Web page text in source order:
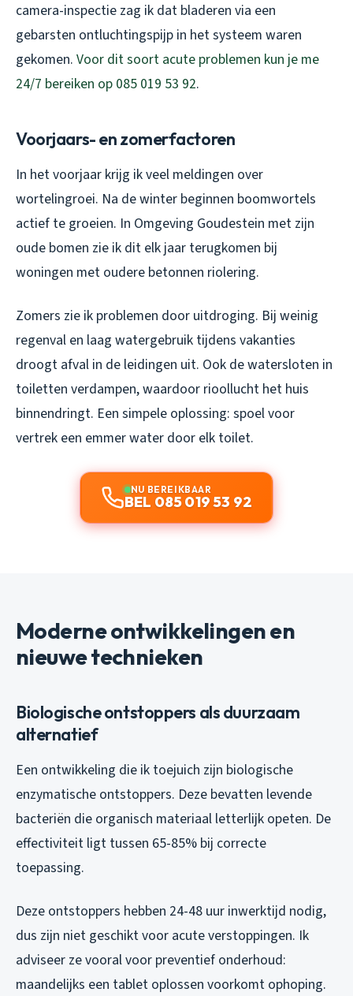
camera-inspectie zag ik dat bladeren via een
gebarsten ontluchtingspijp in het systeem waren
gekomen. Voor dit soort acute problemen kun je me
24/7 bereiken op 085 019 53 92.
Voorjaars- en zomerfactoren
In het voorjaar krijg ik veel meldingen over
wortelingroei. Na de winter beginnen boomwortels
actief te groeien. In Omgeving Goudestein met zijn
oude bomen zie ik dit elk jaar terugkomen bij
woningen met oudere betonnen riolering.
Zomers zie ik problemen door uitdroging. Bij weinig
regenval en laag watergebruik tijdens vakanties
droogt afval in de leidingen uit. Ook de watersloten in
toiletten verdampen, waardoor rioollucht het huis
binnendringt. Een simpele oplossing: spoel voor
vertrek een emmer water door elk toilet.
NU BEREIKBAAR
BEL 085 019 53 92
Moderne ontwikkelingen en
nieuwe technieken
Biologische ontstoppers als duurzaam
alternatief
Een ontwikkeling die ik toejuich zijn biologische
enzymatische ontstoppers. Deze bevatten levende
bacteriën die organisch materiaal letterlijk opeten. De
effectiviteit ligt tussen 65-85% bij correcte
toepassing.
Deze ontstoppers hebben 24-48 uur inwerktijd nodig,
dus zijn niet geschikt voor acute verstoppingen. Ik
adviseer ze vooral voor preventief onderhoud:
maandelijks een tablet oplossen voorkomt ophoping.